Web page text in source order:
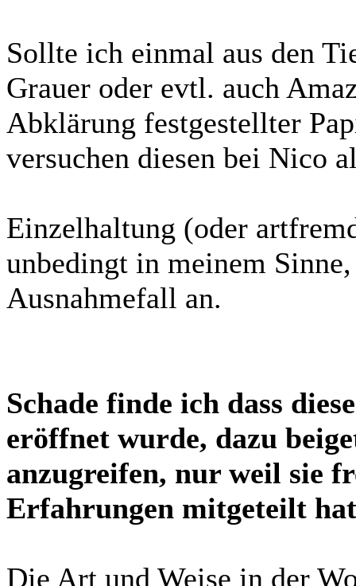
Sollte ich einmal aus den
Grauer oder evtl. auch
Abklärung festgestellter
versuchen diesen bei Nico
Einzelhaltung (oder
unbedingt in meinem
Ausnahmefall an.
Schade finde ich dass
eröffnet wurde, dazu
anzugreifen, nur weil sie
Erfahrungen mitgeteilt
Die Art und Weise in der